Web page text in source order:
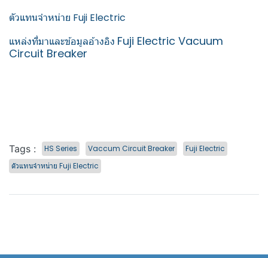
ตัวแทนจำหน่าย Fuji Electric
แหล่งที่มาและข้อมูลอ้างอิง Fuji Electric Vacuum
Circuit Breaker
Tags : HS Series Vaccum Circuit Breaker
Fuji Electric
ตัวแทนจำหน่าย Fuji Electric